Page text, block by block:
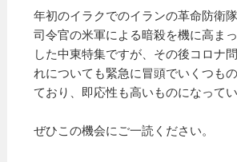
年初のイラクでのイランの革命防衛
司令官の米軍による暗殺を機に高ま
した中東特集ですが、その後コロナ
れについても緊急に冒頭でいくつも
ており、即応性も高いものになってい
ぜひこの機会にご一読ください。